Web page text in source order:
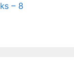
– 8